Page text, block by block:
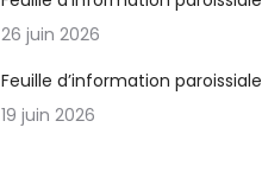
26 juin 2026
Feuille d’information paroissiale
19 juin 2026